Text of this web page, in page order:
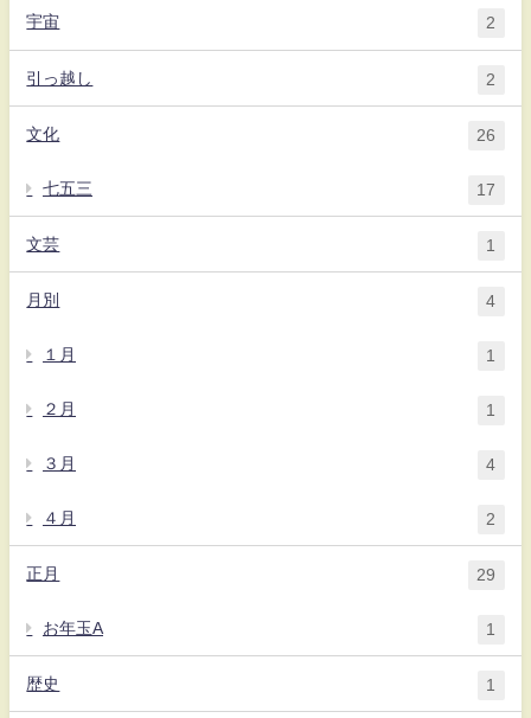
宇宙 2
引っ越し 2
文化 26
七五三 17
文芸 1
月別 4
１月 1
２月 1
３月 4
４月 2
正月 29
お年玉A 1
歴史 1